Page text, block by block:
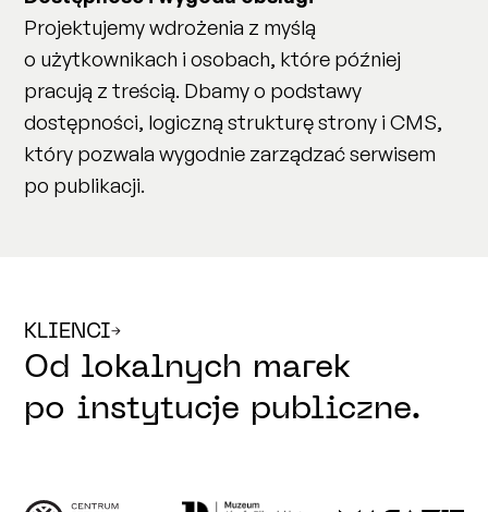
Projektujemy wdrożenia z myślą
o użytkownikach i osobach, które później
pracują z treścią. Dbamy o podstawy
dostępności, logiczną strukturę strony i CMS,
który pozwala wygodnie zarządzać serwisem
po publikacji.
KLIENCI
Od lokalnych marek
po instytucje publiczne.